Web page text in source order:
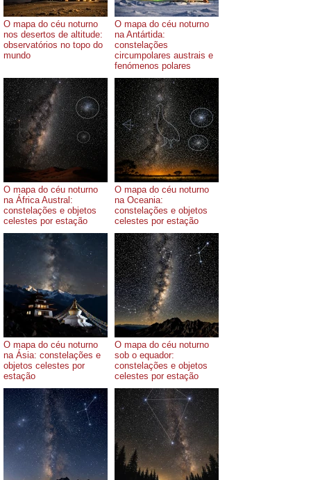
O mapa do céu noturno
nos desertos de altitude:
observatórios no topo do
mundo
O mapa do céu noturno
na Antártida:
constelações
circumpolares austrais e
fenómenos polares
O mapa do céu noturno
na África Austral:
constelações e objetos
celestes por estação
O mapa do céu noturno
na Oceania:
constelações e objetos
celestes por estação
O mapa do céu noturno
na Ásia: constelações e
objetos celestes por
estação
O mapa do céu noturno
sob o equador:
constelações e objetos
celestes por estação